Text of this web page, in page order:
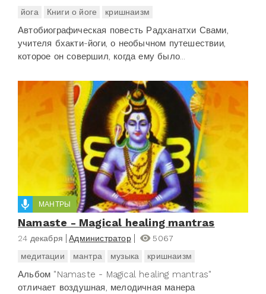
йога
Книги о йоге кришнаизм
Автобиографическая повесть Радханатхи Свами,
учителя бхакти-йоги, о необычном путешествии,
которое он совершил, когда ему было...
МАНТРЫ
Namaste - Magical healing mantras
24 декабря Администратор
5067
медитации
мантра музыка кришнаизм
Альбом "Namaste - Magical healing mantras"
отличает воздушная, мелодичная манера